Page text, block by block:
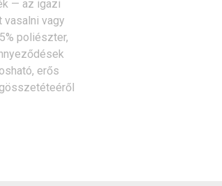
— az igazi
vasalni vagy
poliészter,
erős